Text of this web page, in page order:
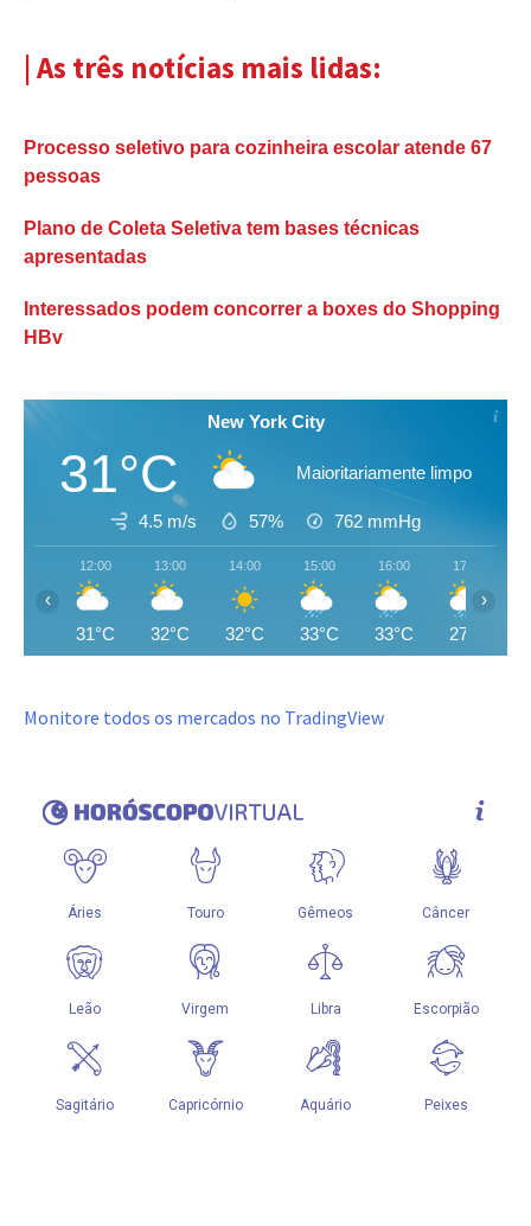
| As três notícias mais lidas:
Processo seletivo para cozinheira escolar atende 67
pessoas
Plano de Coleta Seletiva tem bases técnicas
apresentadas
Interessados podem concorrer a boxes do Shopping
HBv
New York City
31°C Maioritariamente limpo
4.5 m/s 57% 762 mmHg
12:00
31°C
13:00
32°C
14:00
32°C
15:00
33°C
16:00
33°C
17:00
27°C
‹ ›
Monitore todos os mercados no TradingView